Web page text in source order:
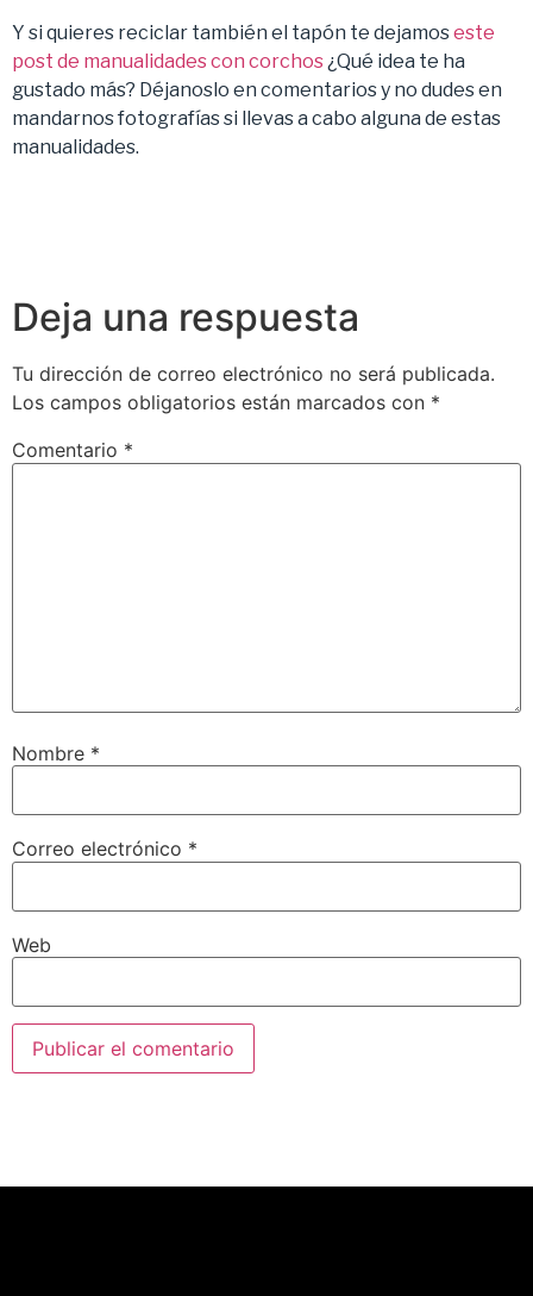
Y si quieres reciclar también el tapón te dejamoseste
post de manualidades con corchos¿Qué idea te ha
gustado más? Déjanoslo en comentarios y no dudes en
mandarnos fotografías si llevas a cabo alguna de estas
manualidades.
Deja una respuesta
Tu dirección de correo electrónico no será publicada.
Los campos obligatorios están marcados con *
Comentario *
Nombre *
Correo electrónico *
Web